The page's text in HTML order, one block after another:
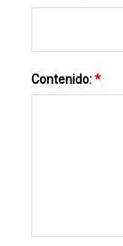
Contenido:*